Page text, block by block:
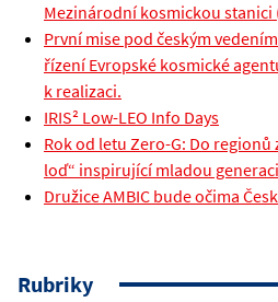
Mezinárodní kosmickou stanici
První mise pod českým
řízení Evropské kosmické
k realizaci.
IRIS² Low-LEO Info Days
Rok od letu Zero-G: Do
loď“ inspirující mladou generaci
Družice AMBIC bude očima
Rubriky